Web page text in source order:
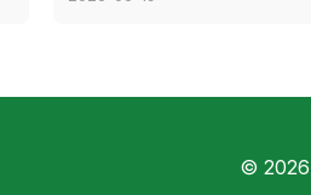
© 2026